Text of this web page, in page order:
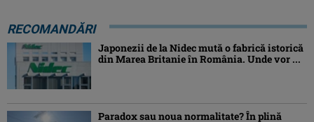
RECOMANDĂRI
Japonezii de la Nidec mută o fabrică istorică
din Marea Britanie în România. Unde vor ...
Paradox sau noua normalitate? În plină